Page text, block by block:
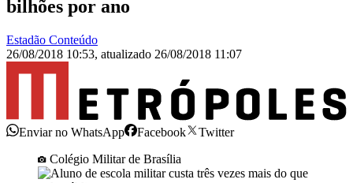
bilhões por ano
Estadão Conteúdo
26/08/2018 10:53, atualizado 26/08/2018 11:07
Enviar no WhatsApp Facebook
Twitter
Colégio Militar de Brasília